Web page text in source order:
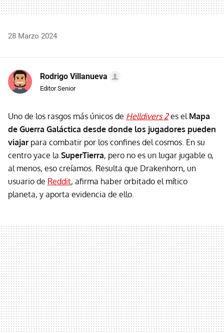
28 Marzo 2024
Rodrigo Villanueva
Editor Senior
Uno de los rasgos más únicos de Helldivers 2 es el Mapa
de Guerra Galáctica desde donde los jugadores pueden
viajar para combatir por los confines del cosmos. En su
centro yace la SuperTierra, pero no es un lugar jugable o,
al menos, eso creíamos. Resulta que Drakenhorn, un
usuario de Reddit, afirma haber orbitado el mítico
planeta, y aporta evidencia de ello.